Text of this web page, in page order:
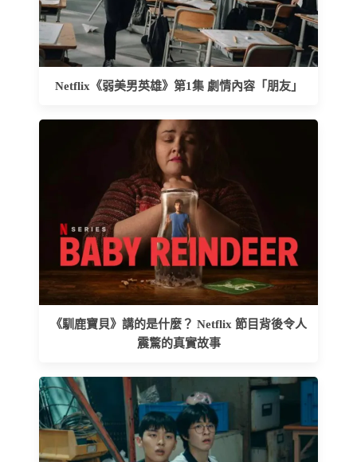
Netflix《弱美男英雄》第1集 劇情內容「朋友」
《馴鹿寶貝》講的是什麼？ Netflix 節目背後令人
震驚的真實故事